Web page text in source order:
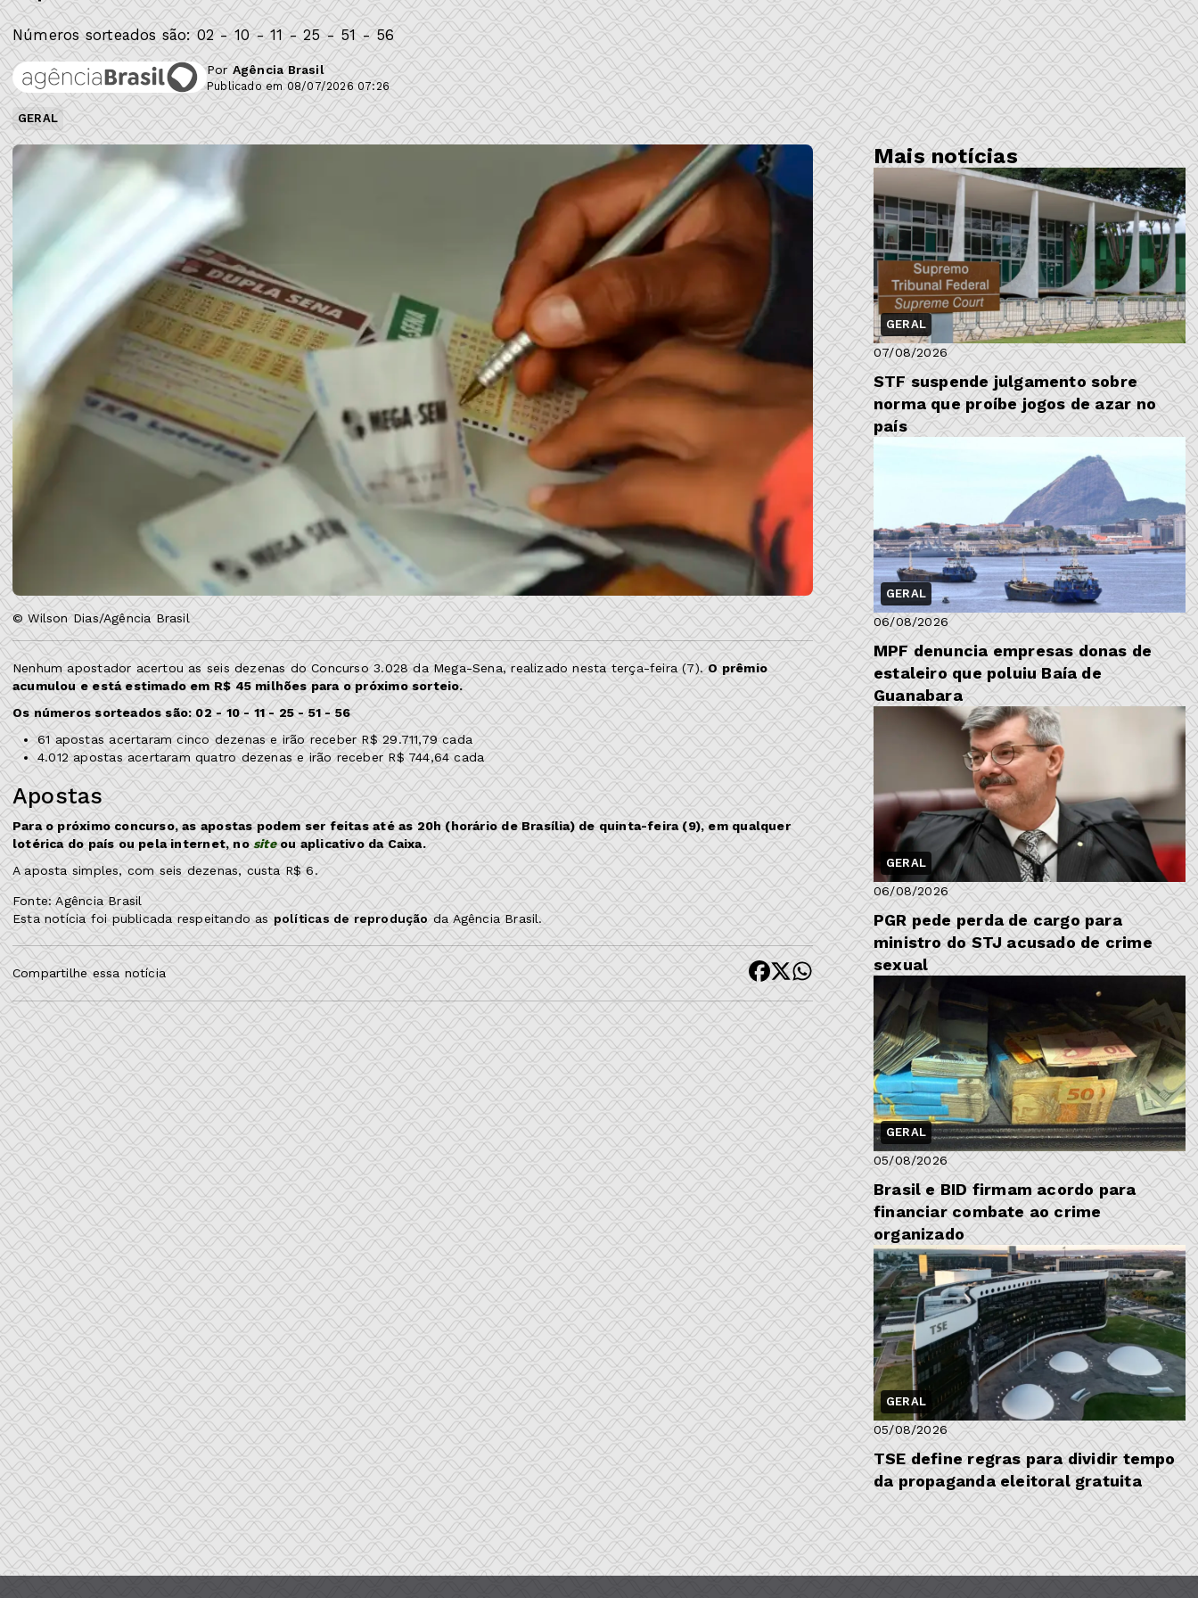
Números sorteados são: 02 - 10 - 11 - 25 - 51 - 56
PorAgência Brasil
Publicado em 08/07/2026 07:26
GERAL
© Wilson Dias/Agência Brasil
Nenhum apostador acertou as seis dezenas do Concurso 3.028 da Mega-Sena, realizado nesta terça-feira (7). O prêmio
acumulou e está estimado em R$ 45 milhões para o próximo sorteio.
Os números sorteados são: 02 - 10 - 11 - 25 - 51 - 56
61 apostas acertaram cinco dezenas e irão receber R$ 29.711,79 cada
4.012 apostas acertaram quatro dezenas e irão receber R$ 744,64 cada
Apostas
Para o próximo concurso, as apostas podem ser feitas até as 20h (horário de Brasília) de quinta-feira (9), em qualquer
lotérica do país ou pela internet, no siteou aplicativo da Caixa.
A aposta simples, com seis dezenas, custa R$ 6.
Fonte: Agência Brasil
Esta notícia foi publicada respeitando as políticas de reproduçãoda Agência Brasil.
Compartilhe essa notícia
Mais notícias
GERAL
07/08/2026
STF suspende julgamento sobre
norma que proíbe jogos de azar no
país
GERAL
06/08/2026
MPF denuncia empresas donas de
estaleiro que poluiu Baía de
Guanabara
GERAL
06/08/2026
PGR pede perda de cargo para
ministro do STJ acusado de crime
sexual
GERAL
05/08/2026
Brasil e BID firmam acordo para
financiar combate ao crime
organizado
GERAL
05/08/2026
TSE define regras para dividir tempo
da propaganda eleitoral gratuita